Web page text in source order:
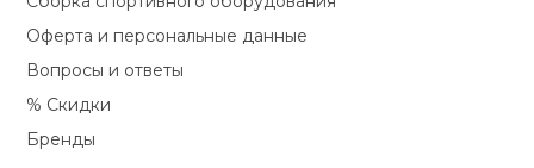
Оферта и персональные данные
Вопросы и ответы
% Скидки
Бренды